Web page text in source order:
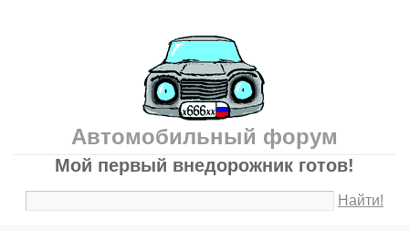
Автомобильный форум
Мой первый внедорожник готов!
Найти!